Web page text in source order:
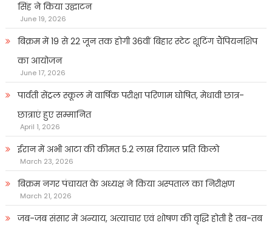
सिंह ने किया उद्घाटन
June 19, 2026
बिक्रम में 19 से 22 जून तक होगी 36वीं बिहार स्टेट शूटिंग चैंपियनशिप
का आयोजन
June 17, 2026
पार्वती सेंट्रल स्कूल में वार्षिक परीक्षा परिणाम घोषित, मेधावी छात्र-
छात्राएं हुए सम्मानित
April 1, 2026
ईरान में अभी आटा की कीमत 5.2 लाख रियाल प्रति किलो
March 23, 2026
बिक्रम नगर पंचायत के अध्यक्ष ने किया अस्पताल का निरीक्षण
March 21, 2026
जब-जब संसार में अन्याय, अत्याचार एवं शोषण की वृद्धि होती है तब-तब